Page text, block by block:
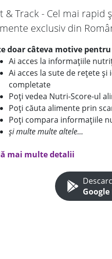
& Track - Cel mai
exclusiv din
doar câteva motive
Ai acces la informațiile
Ai acces la sute de rețete
completate
Poți vedea Nutri-Score-ul
Poți căuta alimente prin
Poți compara informațiile
și multe multe altele...
mai multe detalii
Google